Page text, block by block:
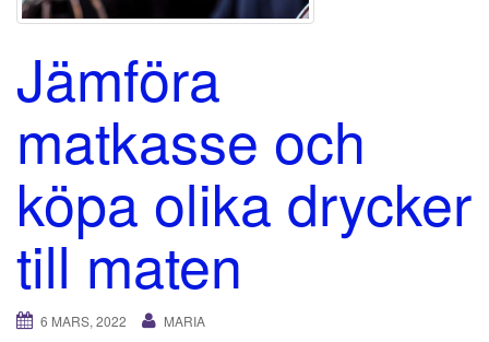
Jämföra
matkasse och
köpa olika drycker
till maten
6 MARS, 2022 MARIA